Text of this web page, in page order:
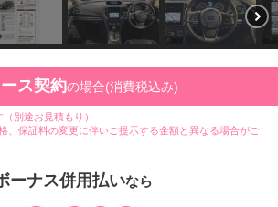
ス契約の場合(消費税込み)
別途お見積もり）
、保証料の変更に伴いご提示する金額と異なる場合がご
ーナス併用払いなら